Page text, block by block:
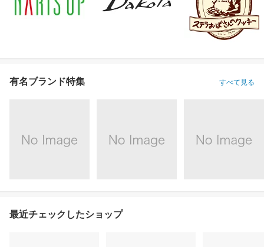
有名ブランド特集 すべて見る
最近チェックしたショップ